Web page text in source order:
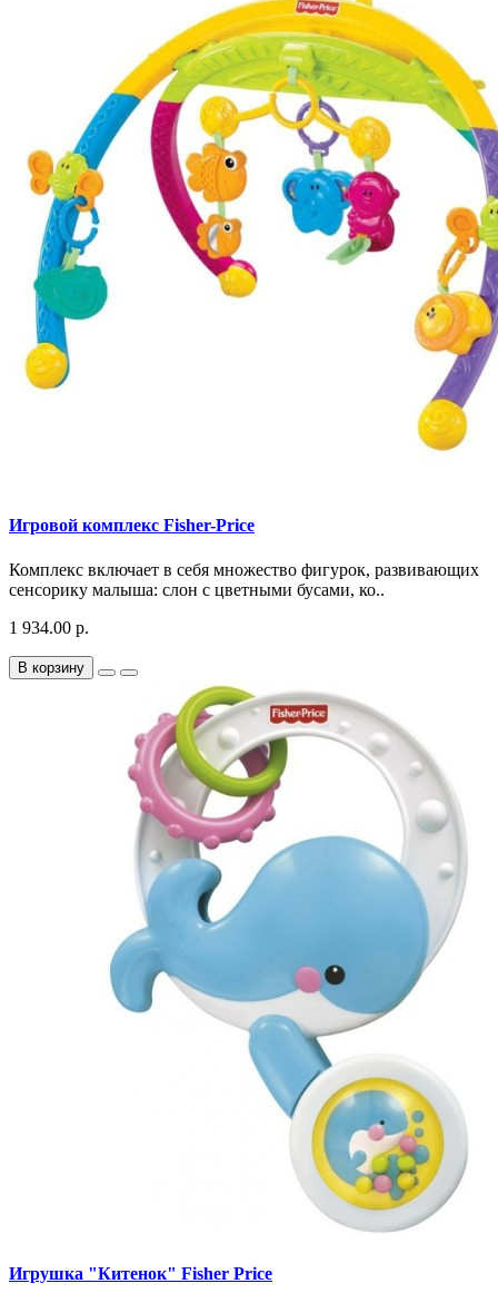
Игровой комплекс Fisher-Price
Комплекс включает в себя множество фигурок, развивающих
сенсорику малыша: слон с цветными бусами, ко..
1 934.00 р.
В корзину
Игрушка "Китенок" Fisher Price